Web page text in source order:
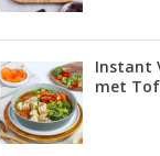
Instant
met